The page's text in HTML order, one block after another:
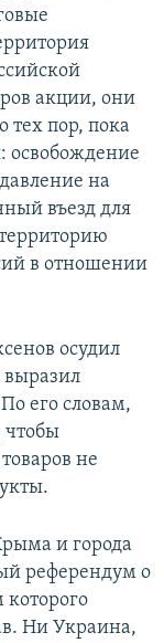
акции, они
тех пор, пока
освобождение
на
въезд для
в отношении
осудил
выразил
его словам,
чтобы
не
и города
референдум о
которого
Ни Украина,